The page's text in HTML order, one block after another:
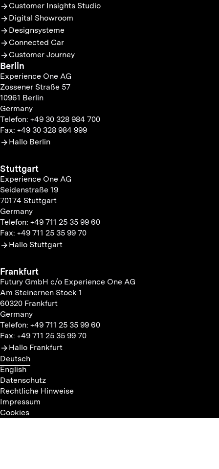
Customer Insights Studio
Digital Showroom
Designsysteme
Connected Car
Customer Journey
Berlin
Experience One AG
Zossener Straße 57
10961 Berlin
Germany
Telefon: +49 30 328 984 700
Fax: +49 30 328 984 999
Hallo Berlin
Stuttgart
Experience One AG
Seidenstraße 19
70174 Stuttgart
Germany
Telefon: +49 711 25 35 99 60
Fax: +49 711 25 35 99 70
Hallo Stuttgart
Frankfurt
Futury GmbH c/o Experience One AG
Am Steinernen Stock 1
60320 Frankfurt
Germany
Telefon: +49 711 25 35 99 60
Fax: +49 711 25 35 99 70
Hallo Frankfurt
Deutsch
English
Datenschutz
Rechtliche Hinweise
Impressum
Cookies